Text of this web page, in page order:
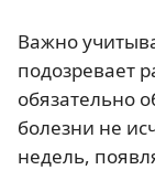
Важно
подозревает
обязательно
болезни не
недель,